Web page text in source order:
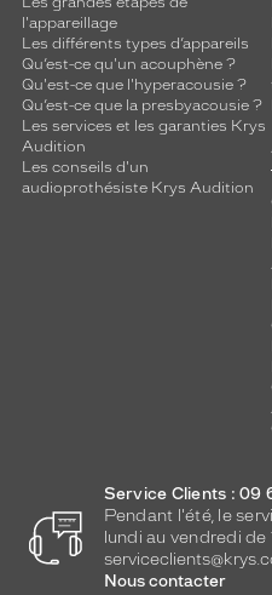
l'appareillage
Les différents types d’appareils
Qu’est-ce qu'un acouphène ?
Qu'est-ce que l'hyperacousie ?
Qu’est-ce que la presbyacousie ?
Les services et les garanties Krys
Audition
Les conseils d'un
audioprothésiste Krys Audition
Service Clients : 09
Pendant l'été, le
lundi au vendredi de
Nous contacter